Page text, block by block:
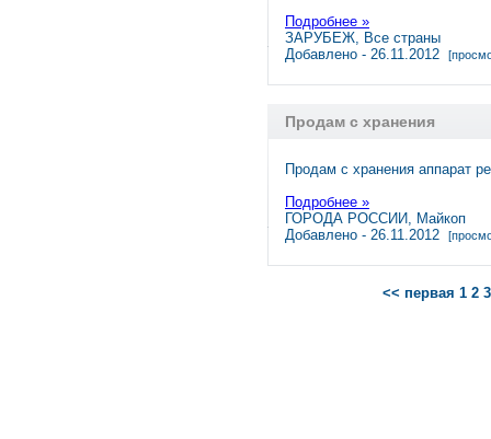
Подробнее »
ЗАРУБЕЖ, Все страны
Добавлено - 26.11.2012
Продам с хранения
Продам с хранения аппарат
Подробнее »
ГОРОДА РОССИИ, Майкоп
Добавлено - 26.11.2012
<< первая 1 2 3